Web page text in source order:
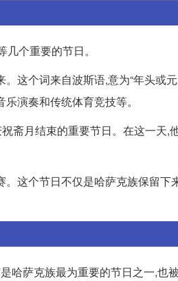
个重要的节日。
这个词来自波斯语,意为“年头或
演奏和传统体育竞技等。
斋月结束的重要节日。在这一天,
这个节日不仅是哈萨克族保留下
萨克族最为重要的节日之一,也被